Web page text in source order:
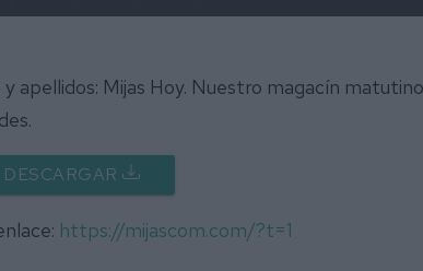
apellidos: Mijas Hoy. Nuestro magacín
DESCARGAR
https://mijascom.com/?t=1